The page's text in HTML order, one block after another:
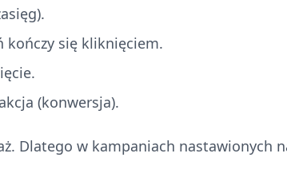
się kliknięciem.
(konwersja).
Dlatego w kampaniach nastawionych